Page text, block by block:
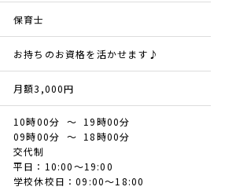
保育士
お持ちのお資格を活かせます♪
月額3,000円
10時00分 ～ 19時00分
09時00分 ～ 18時00分
交代制
平日：10:00～19:00
学校休校日：09:00～18:00